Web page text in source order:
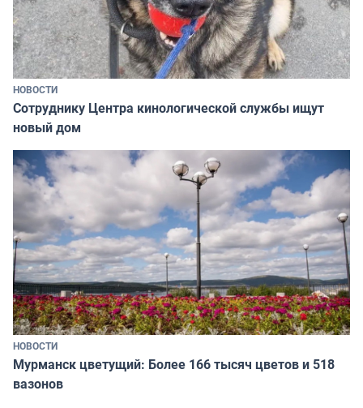
НОВОСТИ
Сотруднику Центра кинологической службы ищут
новый дом
НОВОСТИ
Мурманск цветущий: Более 166 тысяч цветов и 518
вазонов